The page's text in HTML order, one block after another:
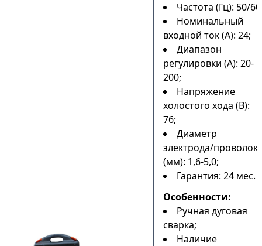
Частота (Гц): 50/
Номинальный
входной ток (А): 24;
Диапазон
регулировки (А): 20-
200;
Напряжение
холостого хода (В):
76;
Диаметр
электрода/
(мм): 1,6-5,0;
Гарантия: 24 мес.
Особенности:
Ручная дуговая
сварка;
Наличие